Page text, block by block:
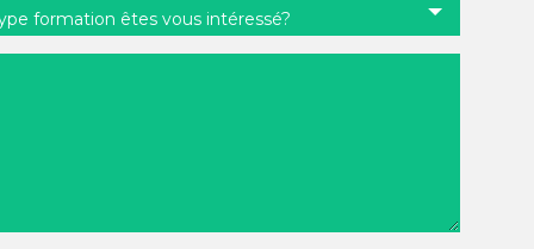
formation êtes vous intéressé?